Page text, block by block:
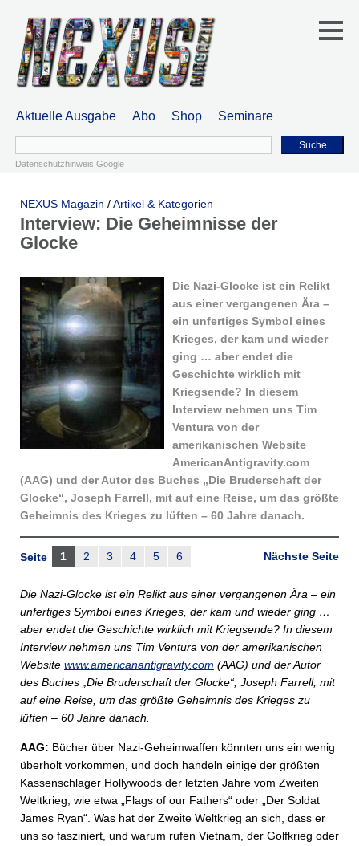
Aktuelle Ausgabe Abo Shop Seminare
Suche
Datenschutzhinweis Google
NEXUS Magazin /Artikel & Kategorien
Interview: Die Geheimnisse der
Glocke
Die Nazi-Glocke ist ein Relikt
aus einer vergangenen Ära –
ein unfertiges Symbol eines
Krieges, der kam und wieder
ging … aber endet die
Geschichte wirklich mit
Kriegsende? In diesem
Interview nehmen uns Tim
Ventura von der
amerikanischen Website
AmericanAntigravity.com
(AAG) und der Autor des Buches „Die Bruderschaft der
Glocke“, Joseph Farrell, mit auf eine Reise, um das größte
Geheimnis des Krieges zu lüften – 60 Jahre danach.
Nächste Seite
Seite 1 2 3 4 5 6
Die Nazi-Glocke ist ein Relikt aus einer vergangenen Ära – ein
unfertiges Symbol eines Krieges, der kam und wieder ging …
aber endet die Geschichte wirklich mit Kriegsende? In diesem
Interview nehmen uns Tim Ventura von der amerikanischen
Website www.americanantigravity.com (AAG) und der Autor
des Buches „Die Bruderschaft der Glocke“, Joseph Farrell, mit
auf eine Reise, um das größte Geheimnis des Krieges zu
lüften – 60 Jahre danach.
AAG: Bücher über Nazi-Geheimwaffen könnten uns ein wenig
überholt vorkommen, und doch handeln einige der größten
Kassenschlager Hollywoods der letzten Jahre vom Zweiten
Weltkrieg, wie etwa „Flags of our Fathers“ oder „Der Soldat
James Ryan“. Was hat der Zweite Weltkrieg an sich, dass er
uns so fasziniert, und warum rufen Vietnam, der Golfkrieg oder